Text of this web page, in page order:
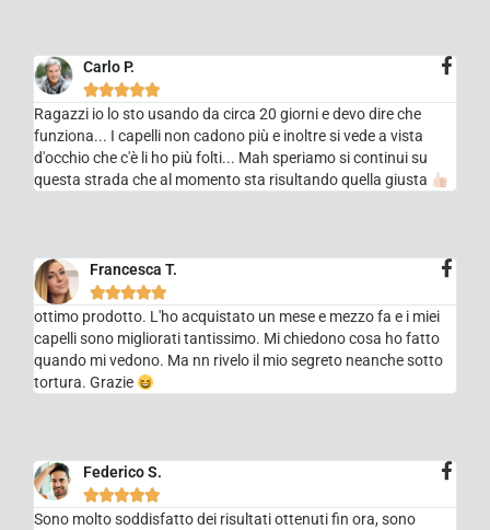
Carlo P.

Ragazzi io lo sto usando da circa 20 giorni e devo dire che
funziona... I capelli non cadono più e inoltre si vede a vista
d'occhio che c'è li ho più folti... Mah speriamo si continui su
questa strada che al momento sta risultando quella giusta
Francesca T.

ottimo prodotto. L'ho acquistato un mese e mezzo fa e i miei
capelli sono migliorati tantissimo. Mi chiedono cosa ho fatto
quando mi vedono. Ma nn rivelo il mio segreto neanche sotto
tortura. Grazie
Federico S.

Sono molto soddisfatto dei risultati ottenuti fin ora, sono